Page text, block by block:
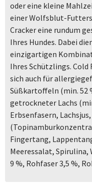
oder eine kleine
einer Wolfsblut-
Cracker eine rundum
Ihres Hundes. Dabei
einzigartigen
Ihres Schützlings. Cold
sich auch für
Süßkartoffeln (min. 52
getrockneter Lachs
Erbsenfasern,
Fingertang,
Meeressalat,
9 %, Rohfaser 3,5 %,